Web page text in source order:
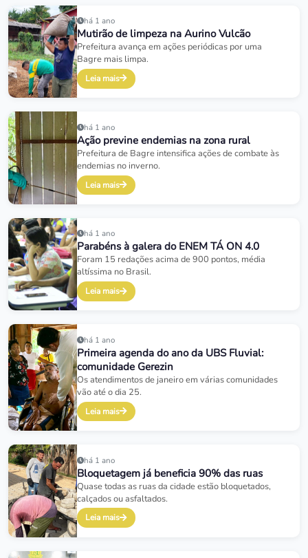
há 1 ano
Mutirão de limpeza na Aurino Vulcão
Prefeitura avança em ações periódicas por uma
Bagre mais limpa.
Leia mais
há 1 ano
Ação previne endemias na zona rural
Prefeitura de Bagre intensifica ações de combate às
endemias no inverno.
Leia mais
há 1 ano
Parabéns à galera do ENEM TÁ ON 4.0
Foram 15 redações acima de 900 pontos, média
altíssima no Brasil.
Leia mais
há 1 ano
Primeira agenda do ano da UBS Fluvial:
comunidade Gerezin
Os atendimentos de janeiro em várias comunidades
vão até o dia 25.
Leia mais
há 1 ano
Bloquetagem já beneficia 90% das ruas
Quase todas as ruas da cidade estão bloquetados,
calçados ou asfaltados.
Leia mais